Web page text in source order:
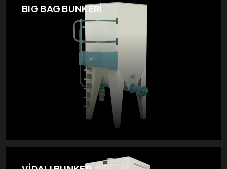
BIG BAG BUNKERİ